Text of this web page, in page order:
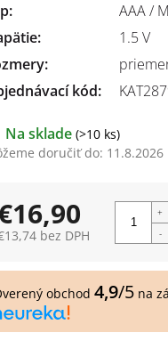
Na sklade (>10 ks)
doručiť do: 11.8.2026
:
AAA /
:
1.5 V
:
kód:
bez DPH
obchod 4,9/5na